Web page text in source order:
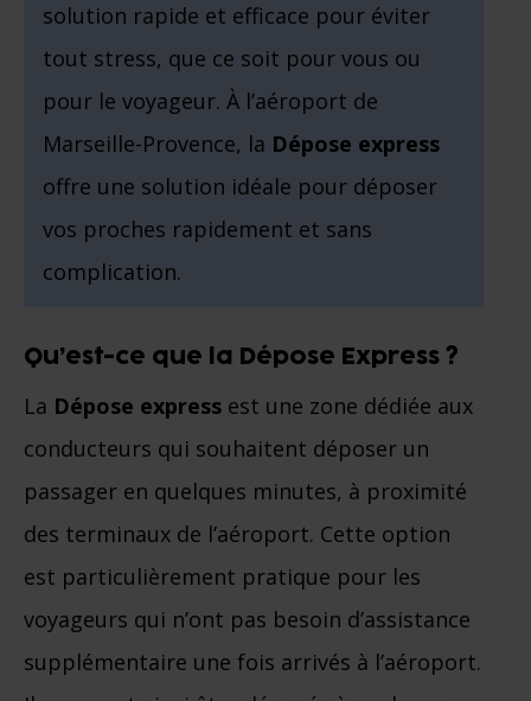
solution rapide et efficace pour éviter
tout stress, que ce soit pour vous ou
pour le voyageur. À l’aéroport de
Marseille-Provence, la Dépose express
offre une solution idéale pour déposer
vos proches rapidement et sans
complication.
Qu’est-ce que la Dépose Express ?
La Dépose express est une zone dédiée aux
conducteurs qui souhaitent déposer un
passager en quelques minutes, à proximité
des terminaux de l’aéroport. Cette option
est particulièrement pratique pour les
voyageurs qui n’ont pas besoin d’assistance
supplémentaire une fois arrivés à l’aéroport.